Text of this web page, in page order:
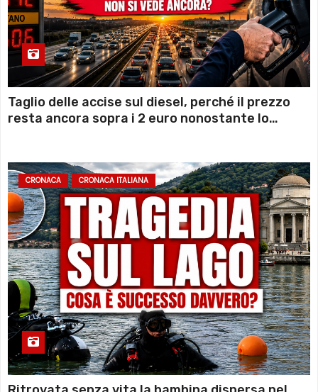
Taglio delle accise sul diesel, perché il prezzo
resta ancora sopra i 2 euro nonostante lo
CRONACA CRONACA ITALIANA